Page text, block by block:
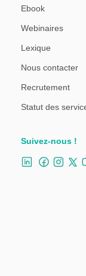
Ebook
Webinaires
Lexique
Nous contacter
Recrutement
Statut des
Suivez-nous !